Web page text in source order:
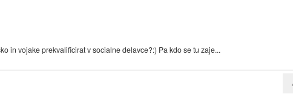
in vojake prekvalificirat v socialne delavce?:) Pa kdo se tu zaje...